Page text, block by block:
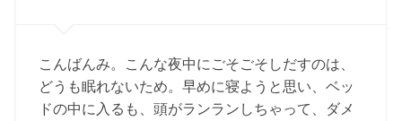
こんばんみ。こんな夜中にごそごそしだすのは、
どうも眠れないため。早めに寝ようと思い、ベッ
ドの中に入るも、頭がランランしちゃって、ダメ